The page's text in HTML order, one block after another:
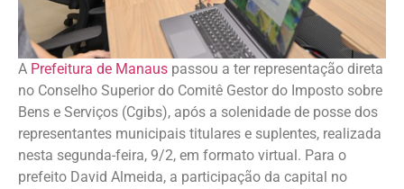
A Prefeitura de Manaus passou a ter representação direta
no Conselho Superior do Comitê Gestor do Imposto sobre
Bens e Serviços (Cgibs), após a solenidade de posse dos
representantes municipais titulares e suplentes, realizada
nesta segunda-feira, 9/2, em formato virtual. Para o
prefeito David Almeida, a participação da capital no